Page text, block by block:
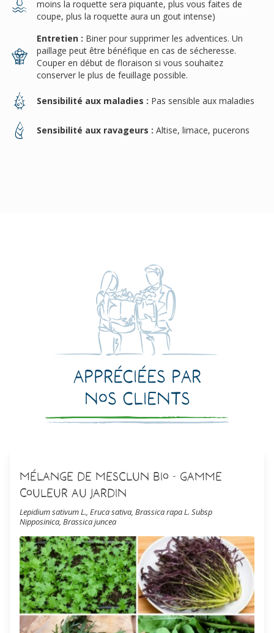
moins la roquette sera piquante, plus vous faites de
coupe, plus la roquette aura un gout intense)
Entretien : Biner pour supprimer les adventices. Un
paillage peut être bénéfique en cas de sécheresse.
Couper en début de floraison si vous souhaitez
conserver le plus de feuillage possible.
Sensibilité aux maladies : Pas sensible aux maladies
Sensibilité aux ravageurs : Altise, limace, pucerons
Appréciées par
nos clients
Mélange de Mesclun Bio - Gamme
Couleur au Jardin
Lepidium sativum L., Eruca sativa, Brassica rapa L. Subsp
Nipposinica, Brassica juncea